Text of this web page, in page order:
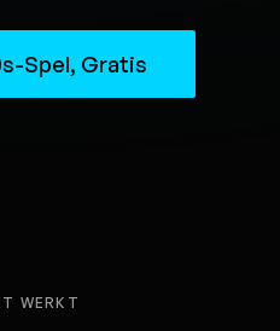
Spel, Gratis
WERKT